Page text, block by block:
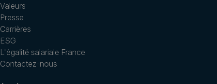
Valeurs
Presse
Carrières
ESG
L'égalité salariale France
Contactez-nous